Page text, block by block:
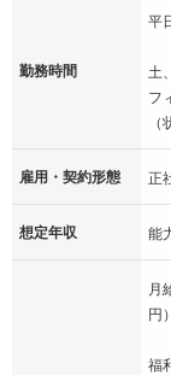
勤務時間
平
土
フ
雇用・契約形態 正
想定年収 能
月
円）
福